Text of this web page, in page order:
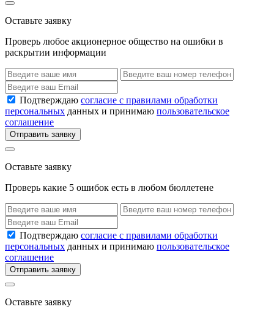
Оставьте заявку
Проверь любое акционерное общество на ошибки в
раскрытии информации
Подтверждаю согласие с правилами обработки
персональных данных и принимаю пользовательское
соглашение
Отправить заявку
Оставьте заявку
Проверь какие 5 ошибок есть в любом бюллетене
Подтверждаю согласие с правилами обработки
персональных данных и принимаю пользовательское
соглашение
Отправить заявку
Оставьте заявку